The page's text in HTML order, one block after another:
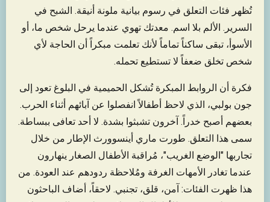
تُظهر فئات التعلق في رسوم بيانية ملونة أنيقة. الشبح في
السرير. الألم بلا اسم. معدتك تهوي عندما يرحل شخص ما، أو
الأسوأ، تبقى ساكناً تماماً لأنك تعلمت مبكراً أن الحاجة لأي
شخص تخلق ضعفاً لا تستطيع تحمله.
فكرة أن الروابط المبكرة تُشكل الحميمية في البلوغ تعود إلى
جون بولبي، الذي لاحظ أطفالاً انفصلوا عن آبائهم أثناء الحرب.
بعضهم أصبح خدراً. آخرون تشبثوا بشدة. لا أحد تعافى ببساطة.
سمى هذا التعلق. طورت ماري أينسوورث الإطار من خلال
تجاربها "الوضع الغريب"، مُراقبة الأطفال الصغار ينهارون
عندما تغادر الأمهات الغرفة ومُلاحظة ردودهم عند العودة. من
هذا ظهرت الفئات: آمن، قلق، تجنبي. لاحقاً، أضاف الباحثون